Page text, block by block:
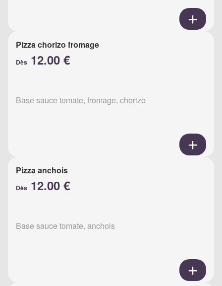
Pizza chorizo fromage
Dès 12.00 €
Base sauce tomate, fromage, chorizo
Pizza anchois
Dès 12.00 €
Base sauce tomate, anchois